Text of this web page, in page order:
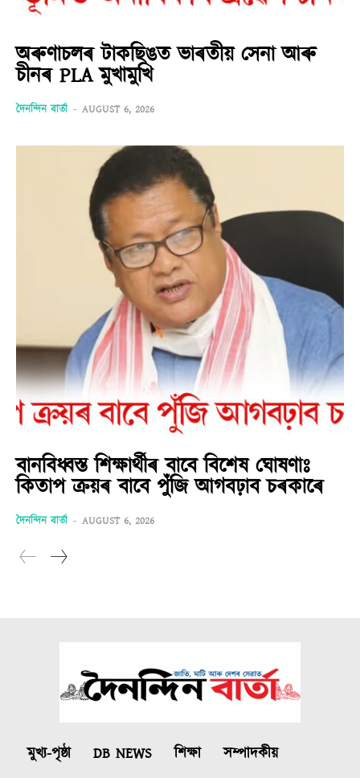
অৰুণাচলৰ টাকছিঙত ভাৰতীয় সেনা আৰু
চীনৰ PLA মুখামুখি
দৈনন্দিন বাৰ্তা - AUGUST 6, 2026
বানবিধ্বস্ত শিক্ষাৰ্থীৰ বাবে বিশেষ ঘোষণাঃ
কিতাপ ক্ৰয়ৰ বাবে পুঁজি আগবঢ়াব চৰকাৰে
দৈনন্দিন বাৰ্তা - AUGUST 6, 2026
মুখ্য-পৃষ্ঠা DB NEWS শিক্ষা সম্পাদকীয়